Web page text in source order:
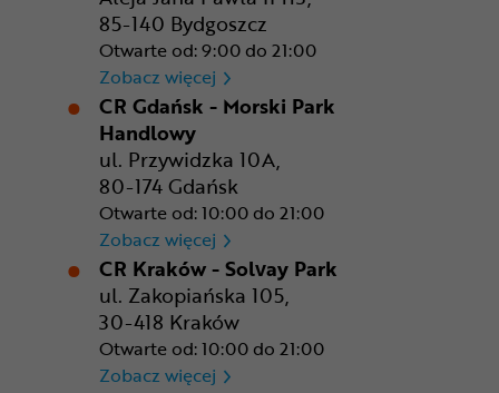
85-140 Bydgoszcz
Otwarte od: 9:00 do 21:00
Zobacz więcej CR Bydgoszcz - Comfy Park
CR Gdańsk - Morski Park
Handlowy
ul. Przywidzka 10A,
80-174 Gdańsk
Otwarte od: 10:00 do 21:00
Zobacz więcej CR Gdańsk - Morski Park
CR Kraków - Solvay Park
ul. Zakopiańska 105,
30-418 Kraków
Otwarte od: 10:00 do 21:00
Zobacz więcej CR Kraków - Solvay Park